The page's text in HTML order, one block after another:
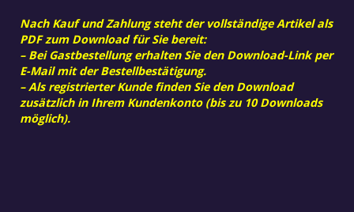
Nach Kauf und Zahlung steht der vollständige Artikel als
PDF zum Download für Sie bereit:
– Bei Gastbestellung erhalten Sie den Download-Link per
E-Mail mit der Bestellbestätigung.
– Als registrierter Kunde finden Sie den Download
zusätzlich in Ihrem Kundenkonto (bis zu 10 Downloads
möglich).